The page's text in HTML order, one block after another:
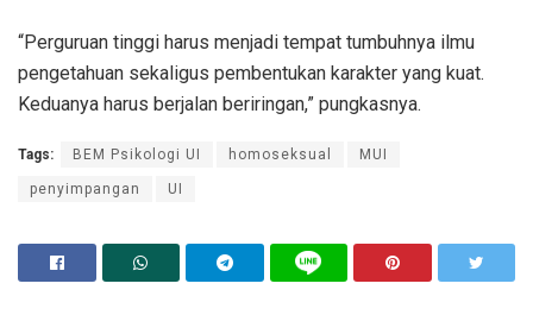
“Perguruan tinggi harus menjadi tempat tumbuhnya ilmu
pengetahuan sekaligus pembentukan karakter yang kuat.
Keduanya harus berjalan beriringan,” pungkasnya.
Tags: BEM Psikologi UI homoseksual MUI
penyimpangan UI